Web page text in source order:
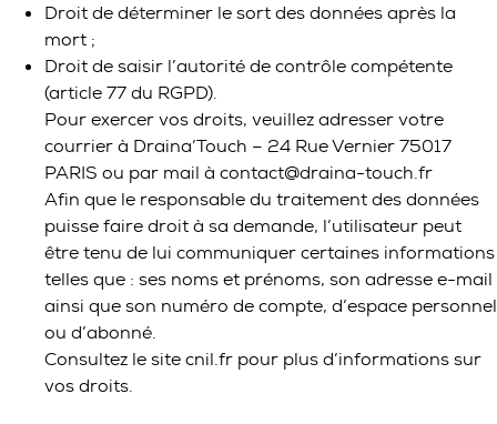
Droit de déterminer le sort des données après la
mort ;
Droit de saisir l’autorité de contrôle compétente
(article 77 du RGPD).
Pour exercer vos droits, veuillez adresser votre
courrier à Draina’Touch – 24 Rue Vernier 75017
PARIS ou par mail à contact@draina-touch.fr
Afin que le responsable du traitement des données
puisse faire droit à sa demande, l’utilisateur peut
être tenu de lui communiquer certaines informations
telles que : ses noms et prénoms, son adresse e-mail
ainsi que son numéro de compte, d’espace personnel
ou d’abonné.
Consultez le site cnil.fr pour plus d’informations sur
vos droits.